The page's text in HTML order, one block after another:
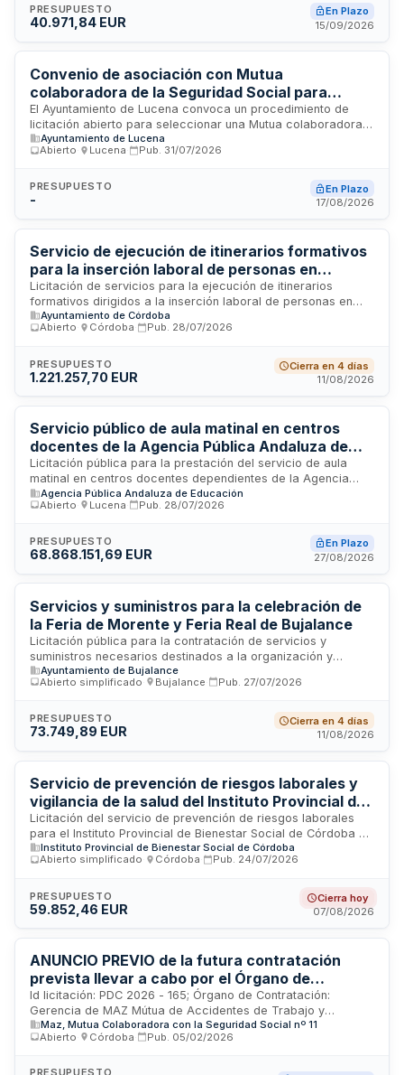
atención logopédica especializada para personas con
discapacidad intelectual en régimen de internamiento, con
PRESUPUESTO
40.971,84 EUR
En Plazo
15/09/2026
Convenio de asociación con Mutua
colaboradora de la Seguridad Social para
cobertura de contingencias profesionales -
Ayuntamiento de Lucena
El Ayuntamiento de Lucena convoca un procedimiento de
licitación abierto para seleccionar una Mutua colaboradora
de la Seguridad Social con la que formalizar un convenio de
asociación. La Mutua seleccionada asumirá la cobertura de
personal municipal y sus entes dependientes, ubicados en la
provincia de Córdoba. El convenio tendrá vigencia anual
Ayuntamiento, ya que la Mutua percibirá la fracción de
cuotas correspondientes a través de la Tesorería General de
la Seguridad Social conforme a la normativa vigente.
Ayuntamiento de Lucena
Abierto
Lucena Pub. 31/07/2026
PRESUPUESTO
-
En Plazo
17/08/2026
Servicio de ejecución de itinerarios formativos
para la inserción laboral de personas en
exclusión social - Proyecto Efeso Servicios
Sociales Córdoba
Licitación de servicios para la ejecución de itinerarios
formativos dirigidos a la inserción laboral de personas en
situación o riesgo de exclusión social, dentro del marco del
proyecto Efeso Servicios Sociales Córdoba. El contrato,
Córdoba, comprende el diseño, impartición y seguimiento de
acciones formativas orientadas a mejorar la empleabilidad y
servicio incluye actividades de orientación, formación
técnica y acompañamiento personalizado hacia el empleo.
Ayuntamiento de Córdoba
Abierto
Córdoba Pub. 28/07/2026
PRESUPUESTO
1.221.257,70 EUR
Cierra en 4 días
11/08/2026
Servicio público de aula matinal en centros
docentes de la Agencia Pública Andaluza de
Educación
Licitación pública para la prestación del servicio de aula
matinal en centros docentes dependientes de la Agencia
Pública Andaluza de Educación. El contrato engloba la
organización, supervisión y atención educativa del alumnado
actividades formativas, lúdicas y de cuidado. Este servicio
se desarrollará en los centros educativos de Andalucía con
familiar de las familias, asegurando la calidad pedagógica y
la seguridad del alumnado participante durante el tiempo de
permanencia en el aula matinal.
Agencia Pública Andaluza de Educación
Abierto
Lucena Pub. 28/07/2026
PRESUPUESTO
68.868.151,69 EUR
En Plazo
27/08/2026
Servicios y suministros para la celebración de
la Feria de Morente y Feria Real de Bujalance
Licitación pública para la contratación de servicios y
suministros necesarios destinados a la organización y
celebración de la Feria de Morente y Feria Real de Bujalance
durante el año 2026. El Ayuntamiento de Bujalance, a través
con un presupuesto base para cubrir la totalidad de
requerimientos logísticos, técnicos y operacionales que
localidad cordobesa. La adjudicación incluye diversos
servicios asociados a ferias y eventos públicos municipales.
Ayuntamiento de Bujalance
Abierto simplificado
Bujalance Pub. 27/07/2026
PRESUPUESTO
73.749,89 EUR
Cierra en 4 días
11/08/2026
Servicio de prevención de riesgos laborales y
vigilancia de la salud del Instituto Provincial de
Bienestar Social de Córdoba
Licitación del servicio de prevención de riesgos laborales
para el Instituto Provincial de Bienestar Social de Córdoba a
través de un servicio de prevención ajeno. El contrato incluye
el desarrollo, continuidad, revisión, actualización y ejecución
Prevención de Riesgos Laborales y su reglamento de
desarrollo. Se tramita por procedimiento abierto simplificado
Instituto Provincial de Bienestar Social de Córdoba
Abierto simplificado
Córdoba Pub. 24/07/2026
PRESUPUESTO
59.852,46 EUR
Cierra hoy
07/08/2026
ANUNCIO PREVIO de la futura contratación
prevista llevar a cabo por el Órgano de
Contratación de MAZ a lo largo del ejercicio
2026 del servicio de profesional sanitario (MAZ
Córdoba): fisioterapia
Id licitación: PDC 2026 - 165; Órgano de Contratación:
Gerencia de MAZ Mútua de Accidentes de Trabajo y
Enfermedades Profesionales de la Seguridad Social nº 11;
Importe: 0 EUR; Estado: PRE
Maz, Mutua Colaboradora con la Seguridad Social nº 11
Abierto
Córdoba Pub. 05/02/2026
PRESUPUESTO